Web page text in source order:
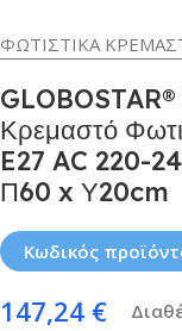
ΦΩΤΙΣΤΙΚΑ
Κρεμαστό
E27 AC 220-
Π60 x Υ20cm
Κωδικός
147,24 €